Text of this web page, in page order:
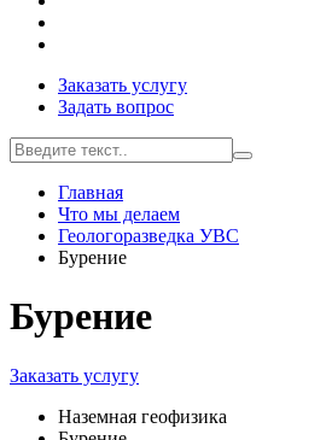
Заказать услугу
Задать вопрос
Главная
Что мы делаем
Геологоразведка УВС
Бурение
Бурение
Заказать услугу
Наземная геофизика